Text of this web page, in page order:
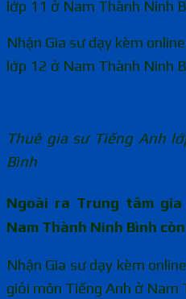
lớp 11 ở Nam Thành Ninh
Nhận Gia sư dạy kèm
lớp 12 ở Nam Thành Ninh
Thuê gia sư Tiếng Anh
Bình
Ngoài ra Trung tâm
Nam Thành Ninh Bình
Nhận Gia sư dạy kèm
giỏi môn Tiếng Anh ở Nam